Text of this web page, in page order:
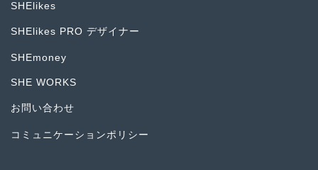
SHElikes
SHElikes PRO デザイナー
SHEmoney
SHE WORKS
お問い合わせ
コミュニケーションポリシー